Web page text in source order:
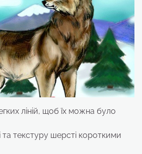
ліній, щоб їх можна було
та текстуру шерсті короткими